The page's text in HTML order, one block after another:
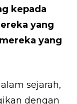
kepada
yang
yang
sejarah,
dengan